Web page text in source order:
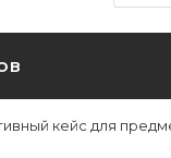
кейс для